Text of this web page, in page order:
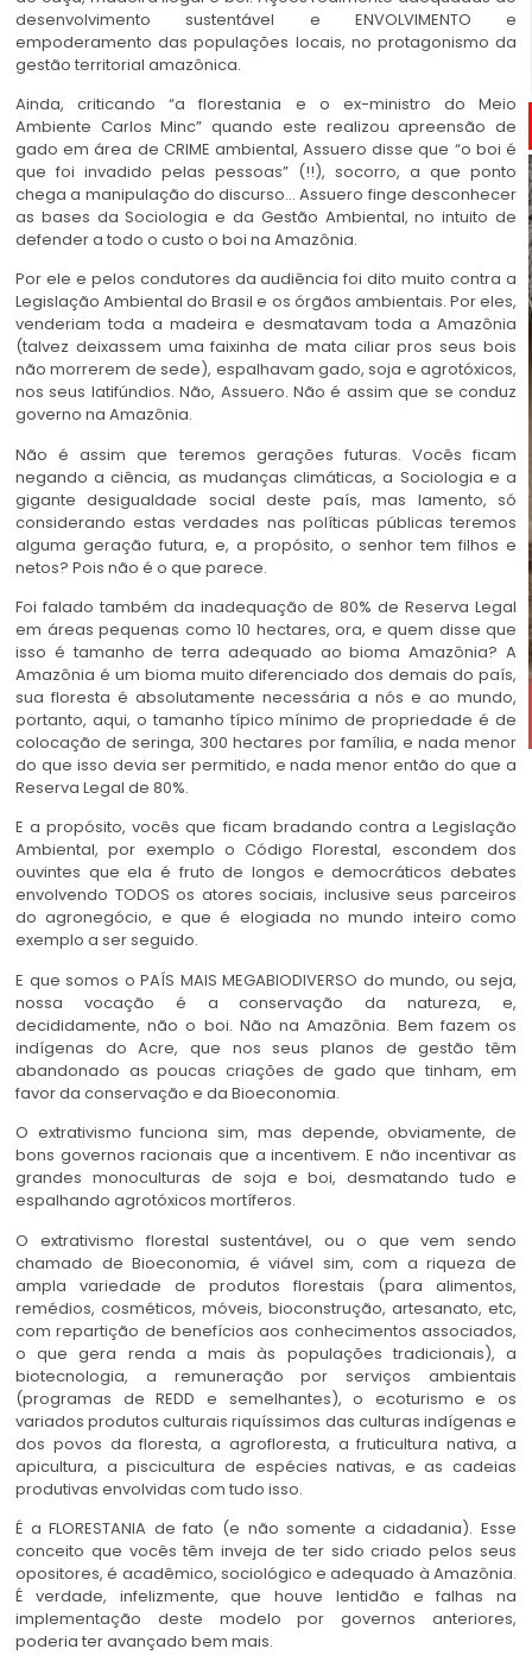
desenvolvimento sustentável e ENVOLVIMENTO e
empoderamento das populações locais, no protagonismo da
gestão territorial amazônica.
Ainda, criticando “a florestania e o ex-ministro do Meio
Ambiente Carlos Minc” quando este realizou apreensão de
gado em área de CRIME ambiental, Assuero disse que “o boi é
que foi invadido pelas pessoas” (!!), socorro, a que ponto
chega a manipulação do discurso… Assuero finge desconhecer
as bases da Sociologia e da Gestão Ambiental, no intuito de
defender a todo o custo o boi na Amazônia.
Por ele e pelos condutores da audiência foi dito muito contra a
Legislação Ambiental do Brasil e os órgãos ambientais. Por eles,
venderiam toda a madeira e desmatavam toda a Amazônia
(talvez deixassem uma faixinha de mata ciliar pros seus bois
não morrerem de sede), espalhavam gado, soja e agrotóxicos,
nos seus latifúndios. Não, Assuero. Não é assim que se conduz
governo na Amazônia.
Não é assim que teremos gerações futuras. Vocês ficam
negando a ciência, as mudanças climáticas, a Sociologia e a
gigante desigualdade social deste país, mas lamento, só
considerando estas verdades nas políticas públicas teremos
alguma geração futura, e, a propósito, o senhor tem filhos e
netos? Pois não é o que parece.
Foi falado também da inadequação de 80% de Reserva Legal
em áreas pequenas como 10 hectares, ora, e quem disse que
isso é tamanho de terra adequado ao bioma Amazônia? A
Amazônia é um bioma muito diferenciado dos demais do país,
sua floresta é absolutamente necessária a nós e ao mundo,
portanto, aqui, o tamanho típico mínimo de propriedade é de
colocação de seringa, 300 hectares por família, e nada menor
do que isso devia ser permitido, e nada menor então do que a
Reserva Legal de 80%.
E a propósito, vocês que ficam bradando contra a Legislação
Ambiental, por exemplo o Código Florestal, escondem dos
ouvintes que ela é fruto de longos e democráticos debates
envolvendo TODOS os atores sociais, inclusive seus parceiros
do agronegócio, e que é elogiada no mundo inteiro como
exemplo a ser seguido.
E que somos o PAÍS MAIS MEGABIODIVERSO do mundo, ou seja,
nossa vocação é a conservação da natureza, e,
decididamente, não o boi. Não na Amazônia. Bem fazem os
indígenas do Acre, que nos seus planos de gestão têm
abandonado as poucas criações de gado que tinham, em
favor da conservação e da Bioeconomia.
O extrativismo funciona sim, mas depende, obviamente, de
bons governos racionais que a incentivem. E não incentivar as
grandes monoculturas de soja e boi, desmatando tudo e
espalhando agrotóxicos mortíferos.
O extrativismo florestal sustentável, ou o que vem sendo
chamado de Bioeconomia, é viável sim, com a riqueza de
ampla variedade de produtos florestais (para alimentos,
remédios, cosméticos, móveis, bioconstrução, artesanato, etc,
com repartição de benefícios aos conhecimentos associados,
o que gera renda a mais às populações tradicionais), a
biotecnologia, a remuneração por serviços ambientais
(programas de REDD e semelhantes), o ecoturismo e os
variados produtos culturais riquíssimos das culturas indígenas e
dos povos da floresta, a agrofloresta, a fruticultura nativa, a
apicultura, a piscicultura de espécies nativas, e as cadeias
produtivas envolvidas com tudo isso.
É a FLORESTANIA de fato (e não somente a cidadania). Esse
conceito que vocês têm inveja de ter sido criado pelos seus
opositores, é acadêmico, sociológico e adequado à Amazônia.
É verdade, infelizmente, que houve lentidão e falhas na
implementação deste modelo por governos anteriores,
poderia ter avançado bem mais.